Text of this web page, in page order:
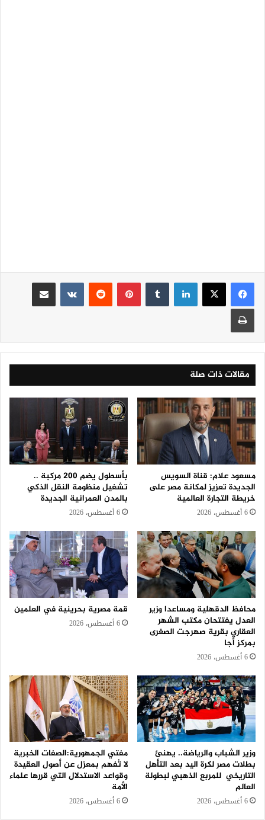
لينكدإن بينتيريست
مقالات ذات صلة
مسعود علام: قناة السويس
الجديدة تعزيز لمكانة مصر على
خريطة التجارة العالمية
6 أغسطس، 2026
بأسطول يضم 200 مركبة ..
تشغيل منظومة النقل الذكي
بالمدن العمرانية الجديدة
6 أغسطس، 2026
محافظ الدقهلية ومساعدا وزير
العدل يفتتحان مكتب الشهر
العقاري بقرية صهرجت الصغرى
بمركز أجا
6 أغسطس، 2026
قمة مصرية بحرينية في العلمين
6 أغسطس، 2026
وزير الشباب والرياضة.. يهنئ
بطلات مصر لكرة اليد بعد التأهل
التاريخي للمربع الذهبي لبطولة
العالم
6 أغسطس، 2026
مفتي الجمهورية:الصفات الخبرية
لا تُفهم بمعزل عن أصول العقيدة
وقواعد الاستدلال التي قررها علماء
الأمة
6 أغسطس، 2026